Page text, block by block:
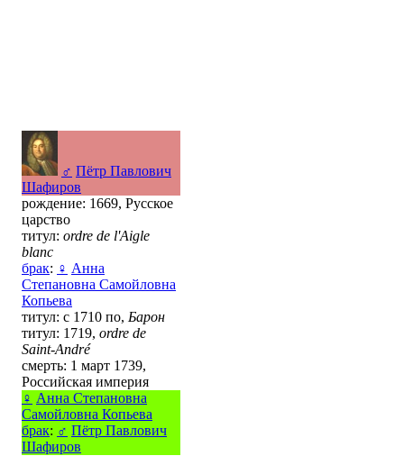
♂ Пётр Павлович
Шафиров
рождение: 1669, Русское
царство
титул: ordre de l'Aigle
blanc
брак: ♀ Анна
Степановна Самойловна
Копьева
титул: с 1710 по, Барон
титул: 1719, ordre de
Saint-André
смерть: 1 март 1739,
Российская империя
♀ Анна Степановна
Самойловна Копьева
брак: ♂ Пётр Павлович
Шафиров